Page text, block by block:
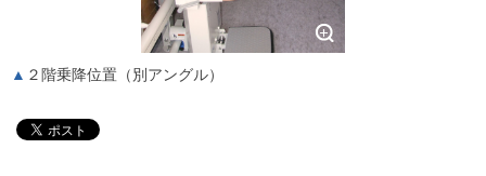
２階乗降位置（別アングル）